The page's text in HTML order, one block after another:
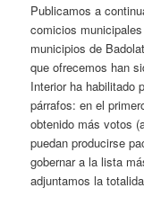
Publicamos a
comicios
municipios de
que ofrecemos han
Interior ha habilitado
párrafos: en el
obtenido más votos
puedan producirse
gobernar a la lista
adjuntamos la